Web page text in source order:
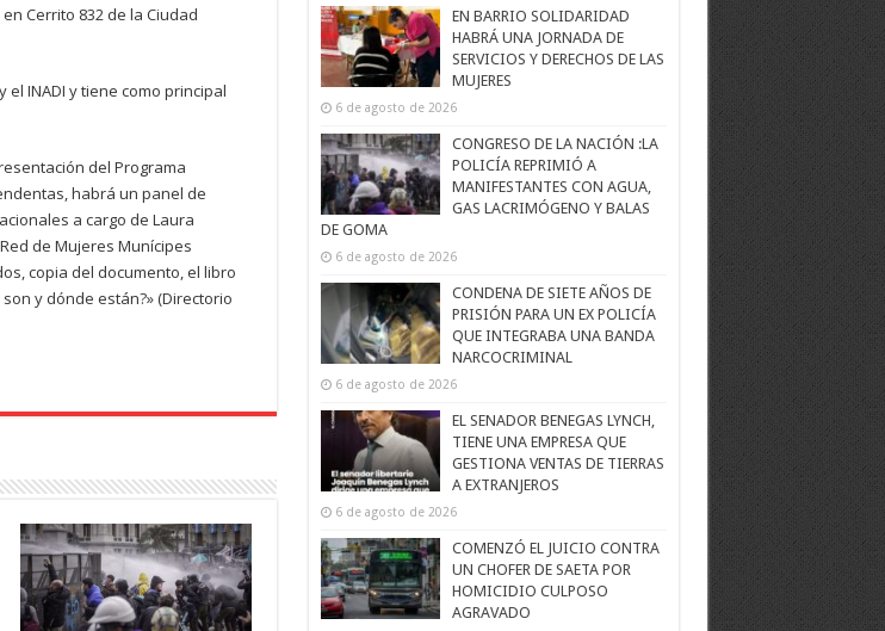
Cerrito 832 de la Ciudad
INADI y tiene como principal
del Programa
habrá un panel de
a cargo de Laura
de Mujeres Munícipes
copia del documento, el libro
y dónde están?» (Directorio
EN BARRIO SOLIDARIDAD
HABRÁ UNA JORNADA DE
SERVICIOS Y DERECHOS DE LAS
MUJERES
6 de agosto de 2026
CONGRESO DE LA NACIÓN :LA
POLICÍA REPRIMIÓ A
MANIFESTANTES CON AGUA,
GAS LACRIMÓGENO Y BALAS
DE GOMA
6 de agosto de 2026
CONDENA DE SIETE AÑOS DE
PRISIÓN PARA UN EX POLICÍA
QUE INTEGRABA UNA BANDA
NARCOCRIMINAL
6 de agosto de 2026
EL SENADOR BENEGAS LYNCH,
TIENE UNA EMPRESA QUE
GESTIONA VENTAS DE TIERRAS
A EXTRANJEROS
6 de agosto de 2026
COMENZÓ EL JUICIO CONTRA
UN CHOFER DE SAETA POR
HOMICIDIO CULPOSO
AGRAVADO